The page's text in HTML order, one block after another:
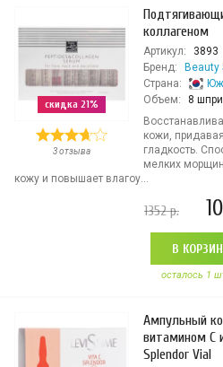
скидка 21%
3 отзыва
коллагеном
Артикул:
3893
Бренд:
Beauty
Страна:
Объем:
8
кожи,
гладкость.
мелких
кожу и повышает влагоу...
1352р.
В
осталось 1
Ампульный
витамином С
Splendor Vial